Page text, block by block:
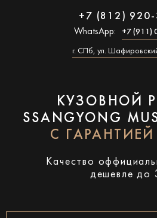
+7 (812)
WhatsApp: +7 (911)
г. СПб, ул.
КУЗОВНОЙ
SSANGYONG
С
Качество
дешевле до